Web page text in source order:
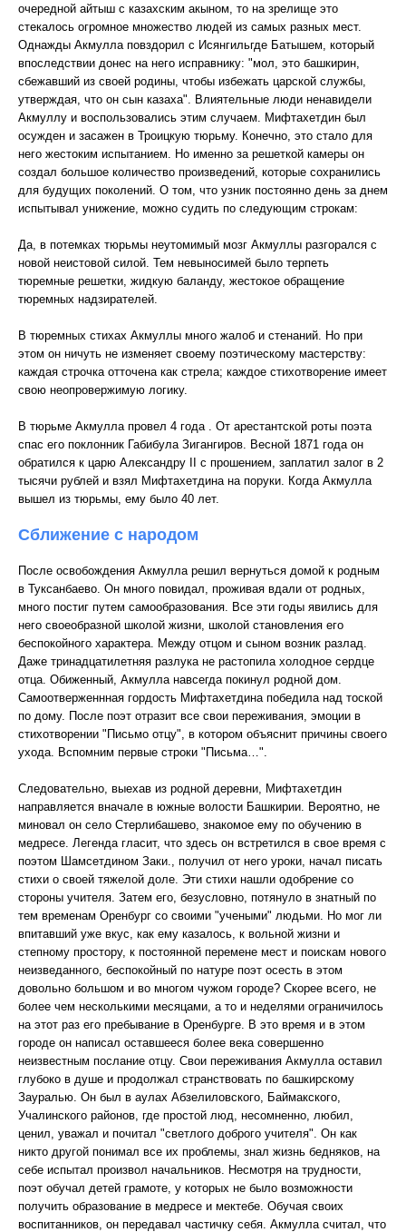
очередной айтыш с казахским акыном, то на зрелище это
стекалось огромное множество людей из самых разных мест.
Однажды Акмулла повздорил с Исянгильгде Батышем, который
впоследствии донес на него исправнику: "мол, это башкирин,
сбежавший из своей родины, чтобы избежать царской службы,
утверждая, что он сын казаха". Влиятельные люди ненавидели
Акмуллу и воспользовались этим случаем. Мифтахетдин был
осужден и засажен в Троицкую тюрьму. Конечно, это стало для
него жестоким испытанием. Но именно за решеткой камеры он
создал большое количество произведений, которые сохранились
для будущих поколений. О том, что узник постоянно день за днем
испытывал унижение, можно судить по следующим строкам:
Да, в потемках тюрьмы неутомимый мозг Акмуллы разгорался с
новой неистовой силой. Тем невыносимей было терпеть
тюремные решетки, жидкую баланду, жестокое обращение
тюремных надзирателей.
В тюремных стихах Акмуллы много жалоб и стенаний. Но при
этом он ничуть не изменяет своему поэтическому мастерству:
каждая строчка отточена как стрела; каждое стихотворение имеет
свою неопровержимую логику.
В тюрьме Акмулла провел 4 года . От арестантской роты поэта
спас его поклонник Габибула Зигангиров. Весной 1871 года он
обратился к царю Александру II с прошением, заплатил залог в 2
тысячи рублей и взял Мифтахетдина на поруки. Когда Акмулла
вышел из тюрьмы, ему было 40 лет.
Сближение с народом
После освобождения Акмулла решил вернуться домой к родным
в Туксанбаево. Он много повидал, проживая вдали от родных,
много постиг путем самообразования. Все эти годы явились для
него своеобразной школой жизни, школой становления его
беспокойного характера. Между отцом и сыном возник разлад.
Даже тринадцатилетняя разлука не растопила холодное сердце
отца. Обиженный, Акмулла навсегда покинул родной дом.
Самоотверженнная гордость Мифтахетдина победила над тоской
по дому. После поэт отразит все свои переживания, эмоции в
стихотворении "Письмо отцу", в котором объяснит причины своего
ухода. Вспомним первые строки "Письма…".
Следовательно, выехав из родной деревни, Мифтахетдин
направляется вначале в южные волости Башкирии. Вероятно, не
миновал он село Стерлибашево, знакомое ему по обучению в
медресе. Легенда гласит, что здесь он встретился в свое время с
поэтом Шамсетдином Заки., получил от него уроки, начал писать
стихи о своей тяжелой доле. Эти стихи нашли одобрение со
стороны учителя. Затем его, безусловно, потянуло в знатный по
тем временам Оренбург со своими "учеными" людьми. Но мог ли
впитавший уже вкус, как ему казалось, к вольной жизни и
степному простору, к постоянной перемене мест и поискам нового
неизведанного, беспокойный по натуре поэт осесть в этом
довольно большом и во многом чужом городе? Скорее всего, не
более чем несколькими месяцами, а то и неделями ограничилось
на этот раз его пребывание в Оренбурге. В это время и в этом
городе он написал оставшееся более века совершенно
неизвестным послание отцу. Свои переживания Акмулла оставил
глубоко в душе и продолжал странствовать по башкирскому
Зауралью. Он был в аулах Абзелиловского, Баймакского,
Учалинского районов, где простой люд, несомненно, любил,
ценил, уважал и почитал "светлого доброго учителя". Он как
никто другой понимал все их проблемы, знал жизнь бедняков, на
себе испытал произвол начальников. Несмотря на трудности,
поэт обучал детей грамоте, у которых не было возможности
получить образование в медресе и мектебе. Обучая своих
воспитанников, он передавал частичку себя. Акмулла считал, что